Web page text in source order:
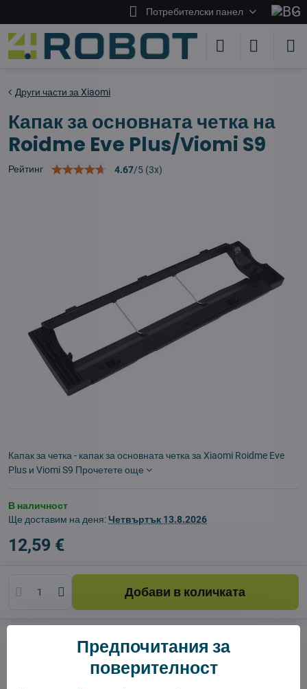
Потребителски панел
Други части за Xiaomi
Капак за основната четка на
Roidme Eve Plus/Viomi S9
Рейтинг 4.67/5 (3x)
Капак за четка - капак за основната четка за Xiaomi Roidme Eve
Plus и Viomi S9 Прочетете още
В наличност
Ще доставим на деня:Четвъртък 13.8.2026
12,59 €
Добави в количката
Предпочитания за
поверителност